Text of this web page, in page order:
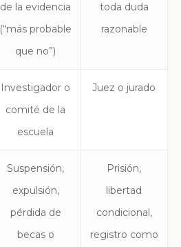
de la evidencia
(“más probable
que no”)
toda duda
razonable
Investigador o
comité de la
escuela
Juez o jurado
Suspensión,
expulsión,
pérdida de
becas o
Prisión,
libertad
condicional,
registro como